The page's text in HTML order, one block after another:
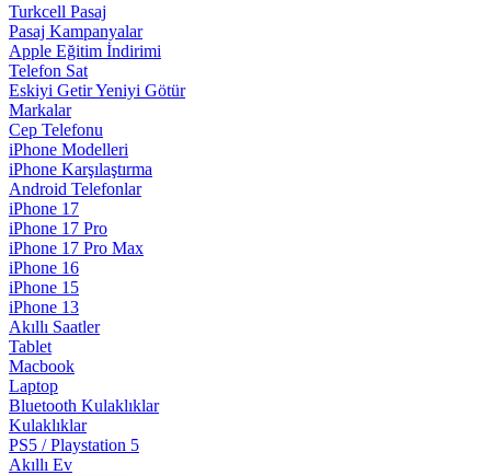
Turkcell Pasaj
Pasaj Kampanyalar
Apple Eğitim İndirimi
Telefon Sat
Eskiyi Getir Yeniyi Götür
Markalar
Cep Telefonu
iPhone Modelleri
iPhone Karşılaştırma
Android Telefonlar
iPhone 17
iPhone 17 Pro
iPhone 17 Pro Max
iPhone 16
iPhone 15
iPhone 13
Akıllı Saatler
Tablet
Macbook
Laptop
Bluetooth Kulaklıklar
Kulaklıklar
PS5 / Playstation 5
Akıllı Ev